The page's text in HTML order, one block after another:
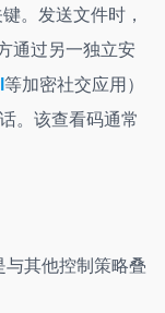
。发送文件时，
通过另一独立安
等加密社交应用）
。该查看码通常
与其他控制策略叠